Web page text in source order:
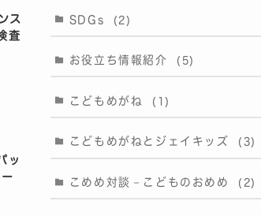
ス
査
ッ
SDGs (2)
お役立ち情報紹介 (5)
こどもめがね (1)
こどもめがねとジェイキッズ (3)
こめめ対談－こどものおめめ (2)